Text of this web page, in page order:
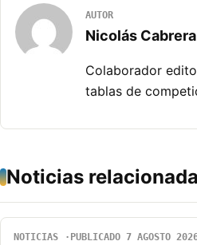
AUTOR
Nicolás Cabrera
Colaborador
tablas de
Noticias
NOTICIAS PUBLICADO 7 AGOSTO